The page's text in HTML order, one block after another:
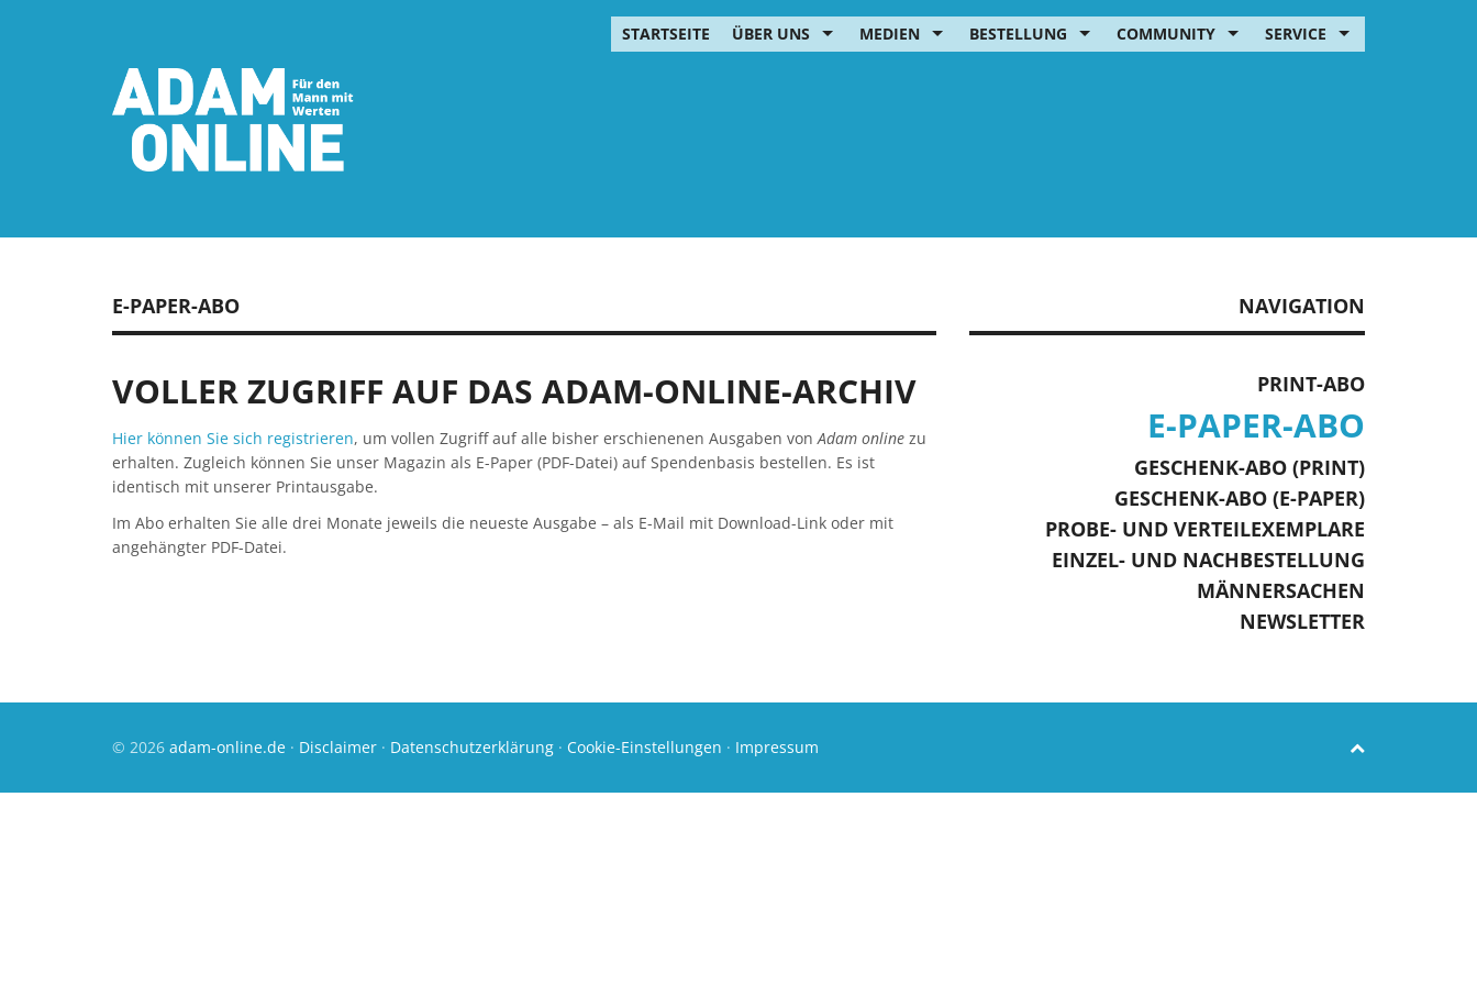
STARTSEITE ÜBER UNS MEDIEN BESTELLUNG COMMUNITY SERVICE
E-PAPER-ABO
VOLLER ZUGRIFF AUF DAS ADAM-ONLINE-ARCHIV
Hier können Sie sich registrieren, um vollen Zugriff auf alle bisher erschienenen Ausgaben vonAdam online zu
erhalten. Zugleich können Sie unser Magazin als E-Paper (PDF-Datei) auf Spendenbasis bestellen. Es ist
identisch mit unserer Printausgabe.
Im Abo erhalten Sie alle drei Monate jeweils die neueste Ausgabe – als E-Mail mit Download-Link oder mit
angehängter PDF-Datei.
NAVIGATION
PRINT-ABO
E-PAPER-ABO
GESCHENK-ABO (PRINT)
GESCHENK-ABO (E-PAPER)
PROBE- UND VERTEILEXEMPLARE
EINZEL- UND NACHBESTELLUNG
MÄNNERSACHEN
NEWSLETTER
© 2026 adam-online.de · Disclaimer · Datenschutzerklärung · Cookie-Einstellungen · Impressum